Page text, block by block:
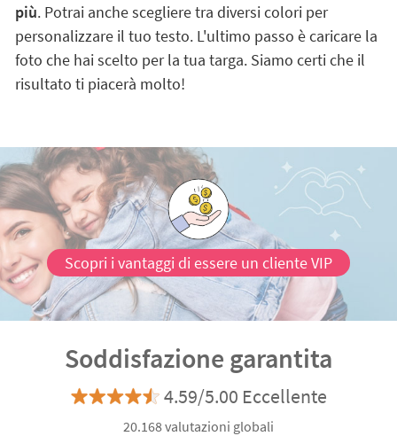
più. Potrai anche scegliere tra diversi colori per
personalizzare il tuo testo. L'ultimo passo è caricare la
foto che hai scelto per la tua targa. Siamo certi che il
risultato ti piacerà molto!
Scopri i vantaggi di essere un cliente VIP
Soddisfazione garantita
4.59/5.00 Eccellente
20.168 valutazioni globali